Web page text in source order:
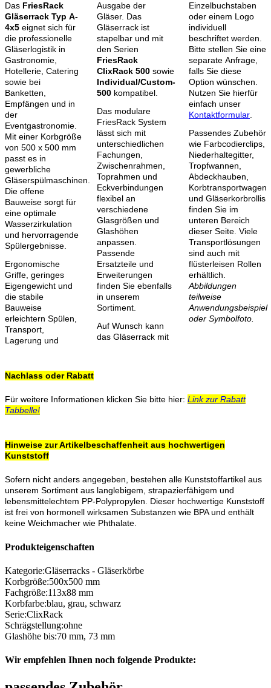
Das FriesRack
Gläserrack Typ A-
4x5 eignet sich für
die professionelle
Gläserlogistik in
Gastronomie,
Hotellerie, Catering
sowie bei
Banketten,
Empfängen und in
der
Eventgastronomie.
Mit einer Korbgröße
von 500 x 500 mm
passt es in
gewerbliche
Gläserspülmaschinen.
Die offene
Bauweise sorgt für
eine optimale
Wasserzirkulation
und hervorragende
Spülergebnisse.
Ergonomische
Griffe, geringes
Eigengewicht und
die stabile
Bauweise
erleichtern Spülen,
Transport,
Lagerung und
Ausgabe der
Gläser. Das
Gläserrack ist
stapelbar und mit
den Serien
FriesRack
ClixRack 500 sowie
Individual/Custom-
500 kompatibel.
Das modulare
FriesRack System
lässt sich mit
unterschiedlichen
Fachungen,
Zwischenrahmen,
Toprahmen und
Eckverbindungen
flexibel an
verschiedene
Glasgrößen und
Glashöhen
anpassen.
Passende
Ersatzteile und
Erweiterungen
finden Sie ebenfalls
in unserem
Sortiment.
Auf Wunsch kann
das Gläserrack mit
Einzelbuchstaben
oder einem Logo
individuell
beschriftet werden.
Bitte stellen Sie eine
separate Anfrage,
falls Sie diese
Option wünschen.
Nutzen Sie hierfür
einfach unser
Kontaktformular.
Passendes Zubehör
wie Farbcodierclips,
Niederhaltegitter,
Tropfwannen,
Abdeckhauben,
Korbtransportwagen
und Gläserkorbrollis
finden Sie im
unteren Bereich
dieser Seite. Viele
Transportlösungen
sind auch mit
flüsterleisen Rollen
erhältlich.
Abbildungen
teilweise
Anwendungsbeispiel
oder Symbolfoto.
Nachlass oder Rabatt
Für weitere Informationen klicken Sie bitte hier: Link zur Rabatt
Tabbelle!
Hinweise zur Artikelbeschaffenheit aus hochwertigen
Kunststoff
Sofern nicht anders angegeben, bestehen alle Kunststoffartikel aus
unserem Sortiment aus langlebigem, strapazierfähigem und
lebensmittelechtem PP-Polypropylen. Dieser hochwertige Kunststoff
ist frei von hormonell wirksamen Substanzen wie BPA und enthält
keine Weichmacher wie Phthalate.
Produkteigenschaften
Kategorie:Gläserracks - Gläserkörbe
Korbgröße:500x500 mm
Fachgröße:113x88 mm
Korbfarbe:blau, grau, schwarz
Serie:ClixRack
Schrägstellung:ohne
Glashöhe bis:70 mm, 73 mm
Wir empfehlen Ihnen noch folgende Produkte: